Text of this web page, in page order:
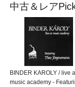
中古＆レア
BINDER KAROLY / live
music academy -